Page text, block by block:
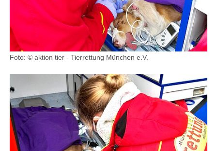
Foto: © aktion tier - Tierrettung München e.V.